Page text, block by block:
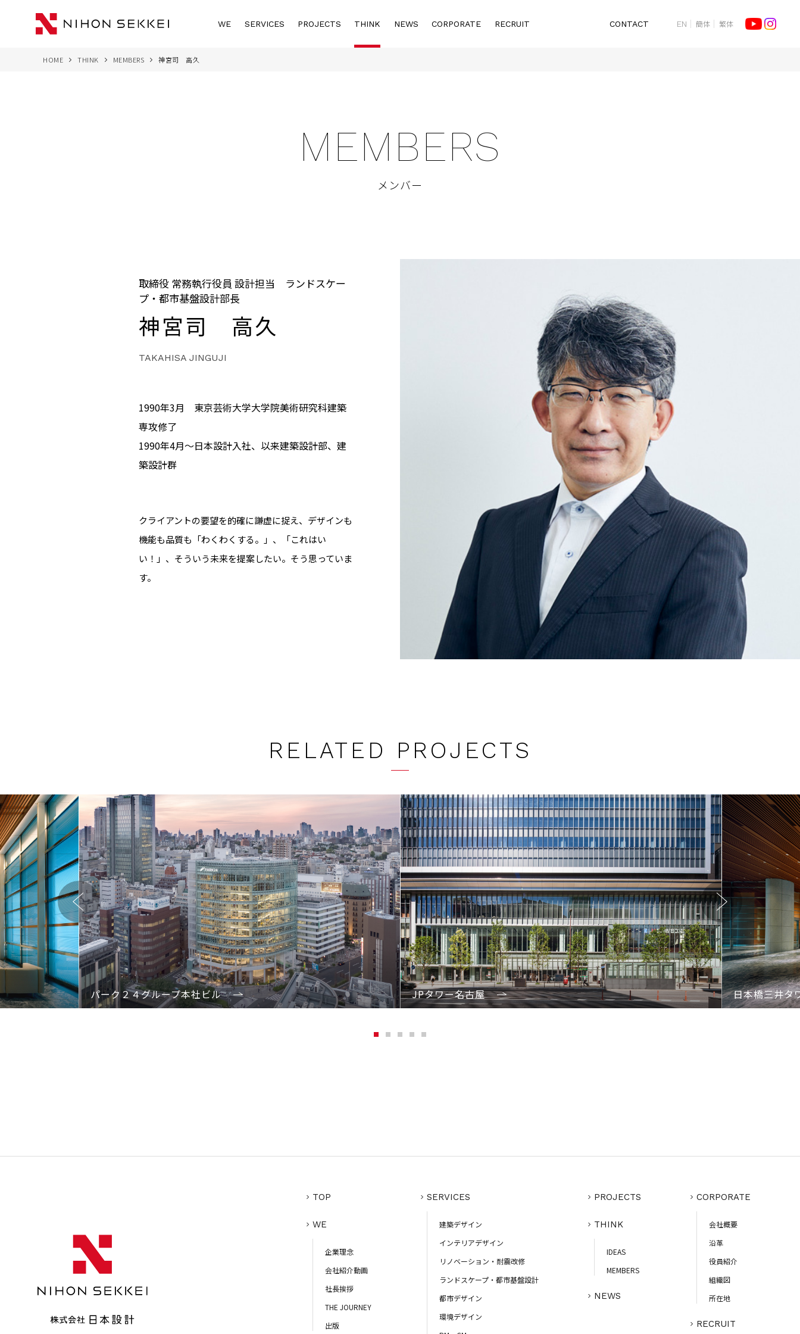
WE SERVICES PROJECTS THINK NEWS CORPORATE RECRUIT CONTACT EN 簡体 繁体
HOME THINK MEMBERS 神宮司 高久
MEMBERS
メンバー
取締役 常務執行役員 設計担当 ランドスケー
プ・都市基盤設計部長
神宮司 高久
TAKAHISA JINGUJI
1990年3月 東京芸術大学大学院美術研究科建築
専攻修了
1990年4月～日本設計入社、以来建築設計部、建
築設計群
クライアントの要望を的確に謙虚に捉え、デザインも
機能も品質も「わくわくする。」、「これはい
い！」、そういう未来を提案したい。そう思っていま
す。
RELATED PROJECTS
Previous
パーク２４グループ本社ビル JPタワー名古屋 日本橋三井タ
Next
TOP
WE
企業理念
会社紹介動画
社長挨拶
THE JOURNEY
出版
SERVICES
建築デザイン
インテリアデザイン
リノベーション・耐震改修
ランドスケープ・都市基盤設計
都市デザイン
環境デザイン
PROJECTS
THINK
IDEAS
MEMBERS
NEWS
CORPORATE
会社概要
沿革
役員紹介
組織図
所在地
RECRUIT